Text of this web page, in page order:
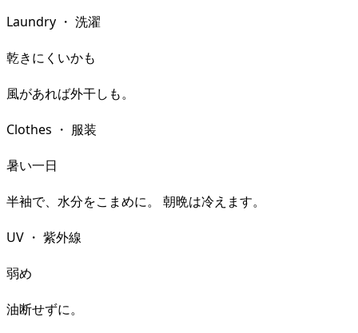
Laundry ・ 洗濯
乾きにくいかも
風があれば外干しも。
Clothes ・ 服装
暑い一日
半袖で、水分をこまめに。 朝晩は冷えます。
UV ・ 紫外線
弱め
油断せずに。